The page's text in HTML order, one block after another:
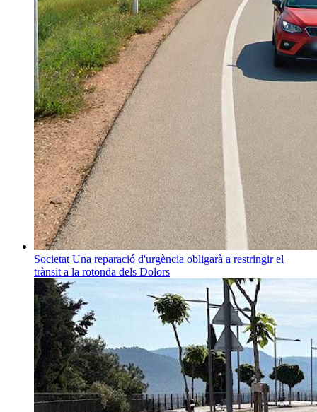
Societat Una reparació d'urgència obligarà a restringir el
trànsit a la rotonda dels Dolors